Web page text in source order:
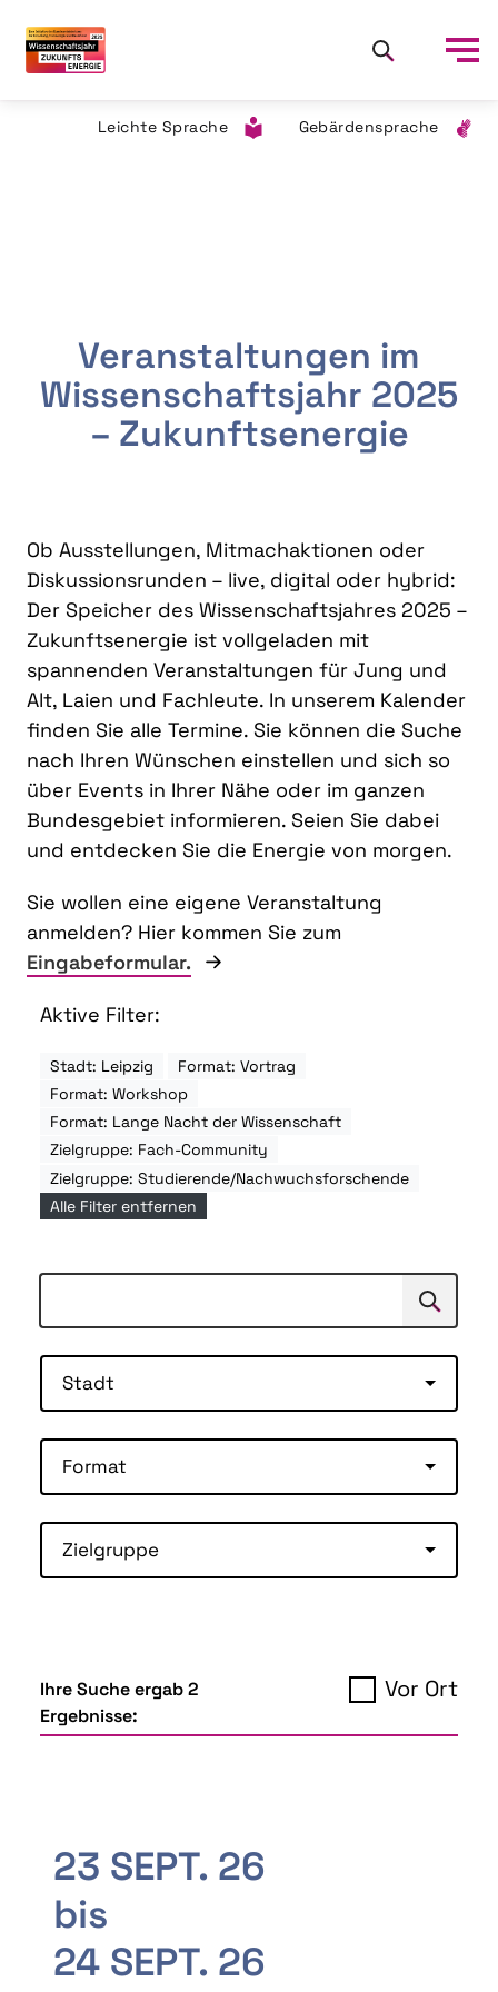
Leichte Sprache Gebärdensprache
Veranstaltungen im
Wissenschaftsjahr 2025
– Zukunftsenergie
Ob Ausstellungen, Mitmachaktionen oder
Diskussionsrunden – live, digital oder hybrid:
Der Speicher des Wissenschaftsjahres 2025 –
Zukunftsenergie ist vollgeladen mit
spannenden Veranstaltungen für Jung und
Alt, Laien und Fachleute. In unserem Kalender
finden Sie alle Termine. Sie können die Suche
nach Ihren Wünschen einstellen und sich so
über Events in Ihrer Nähe oder im ganzen
Bundesgebiet informieren. Seien Sie dabei
und entdecken Sie die Energie von morgen.
Sie wollen eine eigene Veranstaltung
anmelden? Hier kommen Sie zum
Eingabeformular.
Aktive Filter:
Stadt: Leipzig
Format: Vortrag
Format: Workshop
Format: Lange Nacht der Wissenschaft
Zielgruppe: Fach-Community
Zielgruppe: Studierende/Nachwuchsforschende
Alle Filter entfernen
Suchen
Stadt
Format
Zielgruppe
Ihre Suche ergab 2
Ergebnisse:
Vor Ort
23 SEPT. 26
bis
24 SEPT. 26